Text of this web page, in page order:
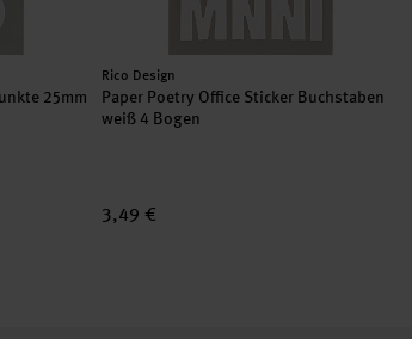
25mm
Hersteller:
Rico Design
Paper Poetry Office Sticker Buchstaben
weiß 4 Bogen
3,49 €